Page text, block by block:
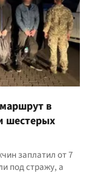
в
шестерых
заплатил от 7
под стражу, а